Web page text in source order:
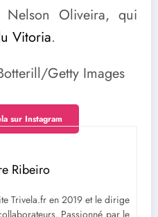
Nelson Oliveira, qui
Vitoria.
Getty Images
sur Instagram
Ribeiro
Trivela.fr en 2019 et le dirige
Passionné par le